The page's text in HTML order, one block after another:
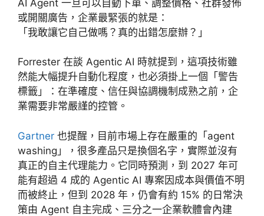
AI Agent 一旦可以自動下單、調整價格、社群發佈
或開關廣告，企業最緊張的就是：
「我敢讓它自己做嗎？真的出錯怎麼辦？」
Forrester 在談 Agentic AI 時就提到，這項技術雖
然能大幅提升自動化程度，也必須掛上一個「警告
標籤」：在準確度、信任與協調機制成熟之前，企
業需要非常嚴謹的控管。
Gartner 也提醒，目前市場上存在嚴重的「agent
washing」，很多產品只是換個名字，實際並沒有
真正的自主代理能力。它同時預測，到 2027 年可
能有超過 4 成的 Agentic AI 專案因成本與價值不明
而被終止，但到 2028 年，仍會有約 15% 的日常決
策由 Agent 自主完成、三分之一企業軟體會內建